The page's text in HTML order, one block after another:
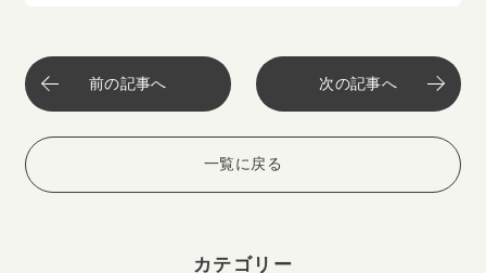
一覧に戻る
前の記事へ 次の記事へ
カテゴリー